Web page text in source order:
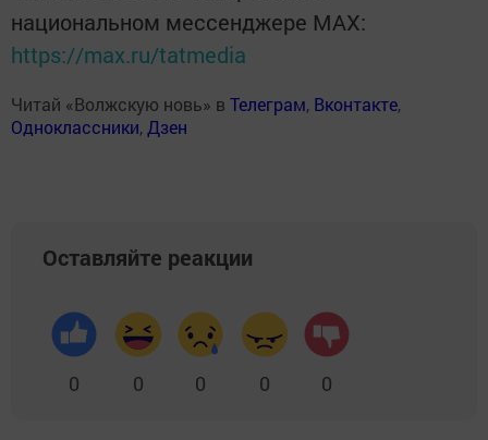
национальном мессенджере MАХ:
https://max.ru/tatmedia
Читай «Волжскую новь» в Телеграм, Вконтакте,
Одноклассники, Дзен
Оставляйте реакции
0 0 0 0 0